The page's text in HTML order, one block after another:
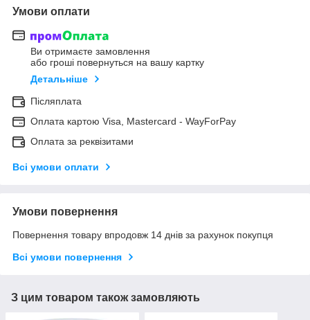
Умови оплати
Ви отримаєте замовлення
або гроші повернуться на вашу картку
Детальніше
Післяплата
Оплата картою Visa, Mastercard - WayForPay
Оплата за реквізитами
Всі умови оплати
Умови повернення
Повернення товару впродовж 14 днів за рахунок покупця
Всі умови повернення
З цим товаром також замовляють